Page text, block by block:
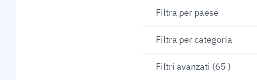
Filtra per paese
Filtra per categoria
Filtri avanzati (65 )